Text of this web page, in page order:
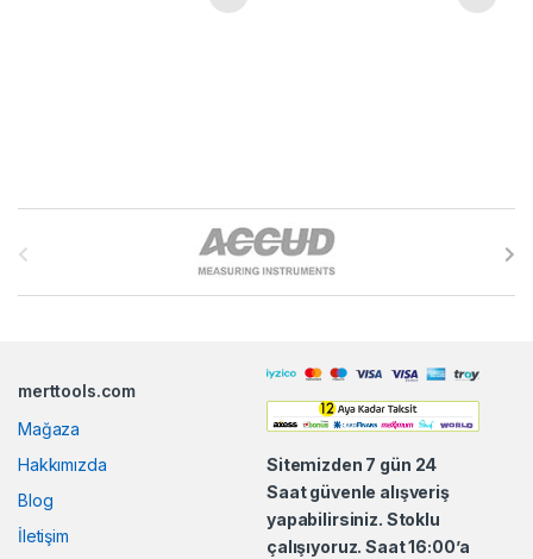
C
merttools.com
Mağaza
Hakkımızda
Blog
İletişim
Sitemizden 7 gün 24
Saat güvenle alışveriş
yapabilirsiniz. Stoklu
çalışıyoruz. Saat 16:00’a